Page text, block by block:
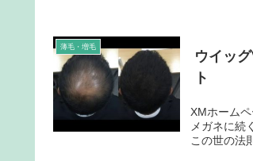
薄毛・増毛
ウイッ
ト
XMホームページ 薄毛の悩み、お金がかかります 定期的に出費する生活
メガネに続く大きな痛手になり
この世の法